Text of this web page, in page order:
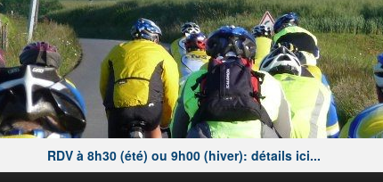
RDV à 8h30 (été) ou 9h00 (hiver): détails ici...